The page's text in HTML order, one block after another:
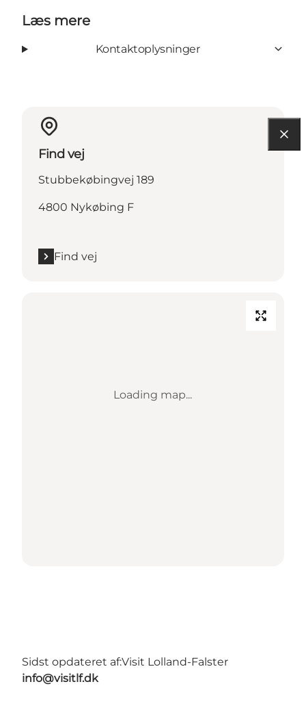
Læs mere
Kontaktoplysninger
Find vej
Stubbekøbingvej 189
4800 Nykøbing F
Find vej
Loading map...
Sidst opdateret af:Visit Lolland-Falster
info@visitlf.dk